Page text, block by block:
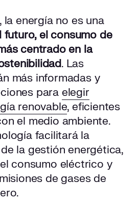
la energía no es una
futuro, el consumo de
centrado en la
. Las
más informadas y
para elegir
renovable, eficientes
el medio ambiente.
facilitará la
la gestión energética,
consumo eléctrico y
de gases de